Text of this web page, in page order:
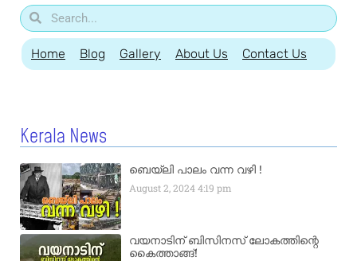
Home Blog Gallery About Us Contact Us
Kerala News
ബെയ്‌ലി പാലം വന്ന വഴി !
August 2, 20244:19 pm
വയനാടിന് ബിസിനസ് ലോകത്തിന്റെ
കൈത്താങ്ങ്!